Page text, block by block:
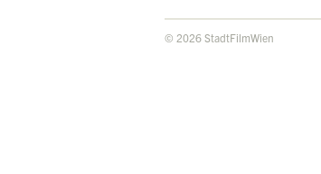
© 2026 StadtFilmWien